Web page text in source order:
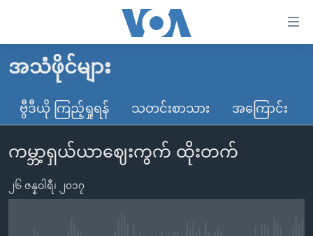
လွယ်ကူ
သည့်
များ
ပင်မ
မူလစာမျက်နှာ
မြန်မာ
ကမ္ဘာ့သတင်းများ
နိုင်ငံတကာ
တရုတ်
ဗွီဒီယို
ရပ်ဝန်းတခု လမ်းတခု အလွန်
အသံဖိုင်များ
ဗွီဒီယို ကြည့်ရှုရန် သတင်းစာသား အကြောင်း
ကမ္ဘာ့ရှယ်ယာဈေးကွက် ထိုးတက်
၂၆ ဇန္နဝါရီ၊ ၂၀၁၇